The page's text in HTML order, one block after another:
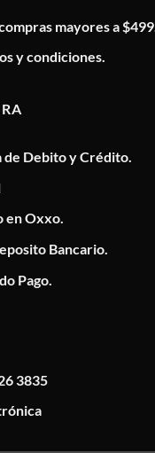
mayores a $499.
y condiciones.
de Debito y Crédito.
en Oxxo.
Bancario.
Pago.
3835